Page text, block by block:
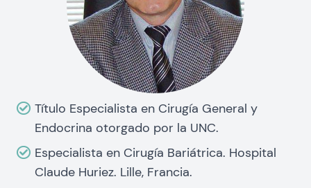
Título Especialista en Cirugía General y
Endocrina otorgado por la UNC.
Especialista en Cirugía Bariátrica. Hospital
Claude Huriez. Lille, Francia.